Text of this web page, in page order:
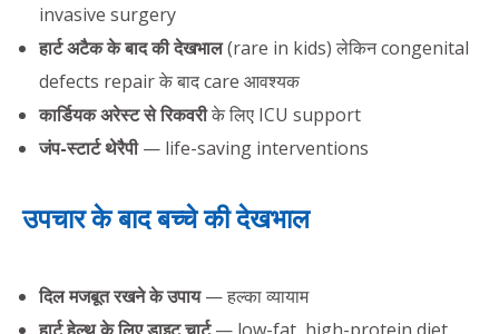
invasive surgery
हार्ट अटैक के बाद की देखभाल(rare in kids) लेकिन congenital
defects repair के बाद care आवश्यक
कार्डियक अरेस्ट से रिकवरीके लिए ICU support
जंप-स्टार्ट थेरैपी— life-saving interventions
उपचार के बाद बच्चे की देखभाल
दिल मजबूत रखने के उपाय— हल्का व्यायाम